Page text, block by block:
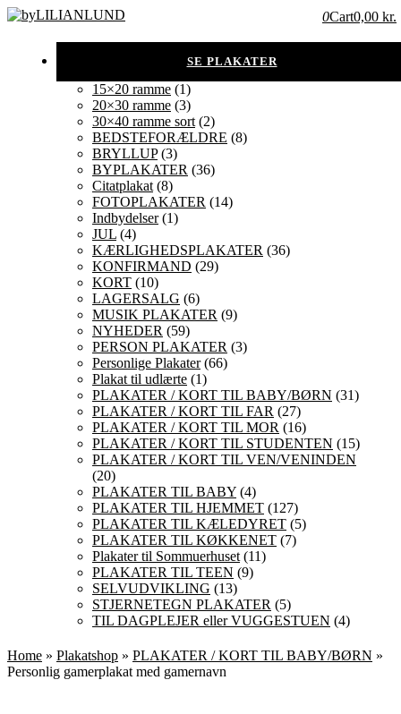
0Cart0,00 kr.
15×20 ramme (1)
20×30 ramme (3)
30×40 ramme sort (2)
BEDSTEFORÆLDRE (8)
BRYLLUP(3)
BYPLAKATER (36)
Citatplakat (8)
FOTOPLAKATER (14)
Indbydelser(1)
JUL (4)
KÆRLIGHEDSPLAKATER (36)
KONFIRMAND (29)
KORT (10)
LAGERSALG (6)
MUSIK PLAKATER (9)
NYHEDER (59)
PERSON PLAKATER (3)
Personlige Plakater(66)
Plakat til udlærte (1)
PLAKATER / KORT TIL BABY/BØRN (31)
PLAKATER / KORT TIL FAR (27)
PLAKATER / KORT TIL MOR (16)
PLAKATER / KORT TIL STUDENTEN (15)
PLAKATER / KORT TIL VEN/VENINDEN
(20)
PLAKATER TIL BABY (4)
PLAKATER TIL HJEMMET (127)
PLAKATER TIL KÆLEDYRET (5)
PLAKATER TIL KØKKENET (7)
Plakater til Sommuerhuset (11)
PLAKATER TIL TEEN (9)
SELVUDVIKLING (13)
STJERNETEGN PLAKATER (5)
TIL DAGPLEJER eller VUGGESTUEN (4)
Home » Plakatshop » PLAKATER / KORT TIL BABY/BØRN »
Personlig gamerplakat med gamernavn